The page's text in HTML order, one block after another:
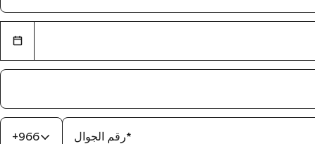
+966 رقم الجوال*